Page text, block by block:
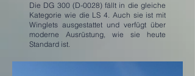
Die DG 300 (D-0028) fällt in die gleiche
Kategorie wie die LS 4. Auch sie ist mit
Winglets ausgestattet und verfügt über
moderne Ausrüstung, wie sie heute
Standard ist.